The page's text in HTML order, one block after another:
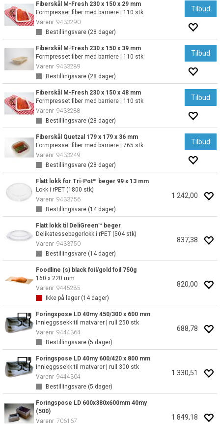
Fiberskål M-Fresh 230 x 150 x 29 mm
Formpresset fiber med barriere | 110 stk
Varenr 9433290
Bestillingsvare (28 dager)
Tilbud
Fiberskål M-Fresh 230 x 150 x 39 mm
Formpresset fiber med barriere | 110 stk
Varenr 9433289
Bestillingsvare (28 dager)
Tilbud
Fiberskål M-Fresh 230 x 150 x 48 mm
Formpresset fiber med barriere | 110 stk
Varenr 9433288
Bestillingsvare (28 dager)
Tilbud
Fiberskål Quetzal 179 x 179 x 36 mm
Formpresset fiber med barriere | 765 stk
Varenr 9433249
Bestillingsvare (28 dager)
Tilbud
Flatt lokk for Tri-Pot™ beger 99 x 13 mm
Lokk i rPET (1800 stk)
Varenr 9433756
Bestillingsvare (14dager)
1 242,00
Flatt lokk til DeliGreen™ beger
Delikatessebegerlokk i rPET (504 stk)
Varenr 9433750
Bestillingsvare (14dager)
837,38
Foodline (s) black foil/gold foil 750g
160 x 220 mm
Varenr 9445285
Ikke på lager (14dager)
820,00
Foringspose LD 40my 450/300 x 600 mm
Innleggssekk til matvarer | rull 250 stk
Varenr 9444364
Bestillingsvare (5 dager)
688,78
Foringspose LD 40my 600/420 x 800 mm
Innleggssekk til matvarer | rull 300 stk
Varenr 9444304
Bestillingsvare (5 dager)
1 330,51
Foringspose LD 600x380x600mm 40my
(500)
Varenr 706167
1 849,18